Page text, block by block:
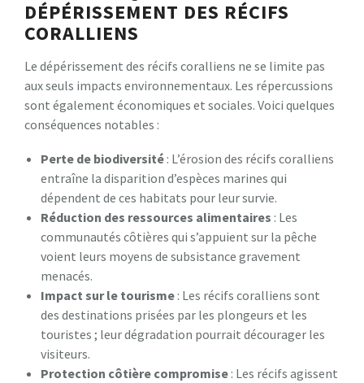
DÉPÉRISSEMENT DES RÉCIFS
CORALLIENS
Le dépérissement des récifs coralliens ne se limite pas
aux seuls impacts environnementaux. Les répercussions
sont également économiques et sociales. Voici quelques
conséquences notables :
Perte de biodiversité : L’érosion des récifs coralliens
entraîne la disparition d’espèces marines qui
dépendent de ces habitats pour leur survie.
Réduction des ressources alimentaires : Les
communautés côtières qui s’appuient sur la pêche
voient leurs moyens de subsistance gravement
menacés.
Impact sur le tourisme : Les récifs coralliens sont
des destinations prisées par les plongeurs et les
touristes ; leur dégradation pourrait décourager les
visiteurs.
Protection côtière compromise : Les récifs agissent